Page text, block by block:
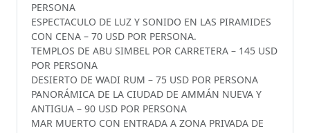
PERSONA
ESPECTACULO DE LUZ Y SONIDO EN LAS PIRAMIDES
CON CENA – 70 USD POR PERSONA.
TEMPLOS DE ABU SIMBEL POR CARRETERA – 145 USD
POR PERSONA
DESIERTO DE WADI RUM – 75 USD POR PERSONA
PANORÁMICA DE LA CIUDAD DE AMMÁN NUEVA Y
ANTIGUA – 90 USD POR PERSONA
MAR MUERTO CON ENTRADA A ZONA PRIVADA DE